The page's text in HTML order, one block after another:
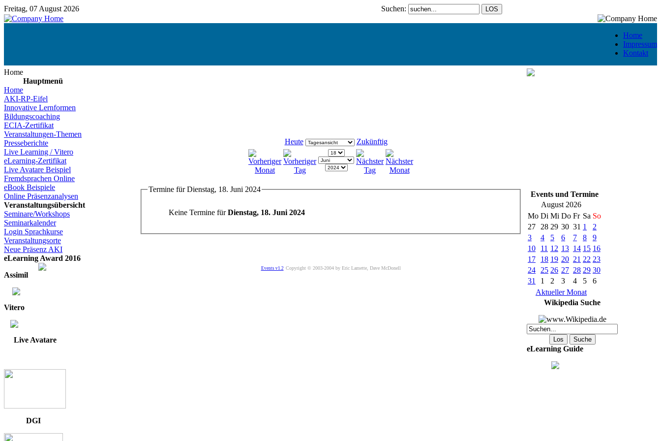
Freitag, 07 August 2026 Suchen:
Home
Impressum
Kontakt
Home
Hauptmenü
Home
AKI-RP-Eifel
Innovative Lernformen
Bildungscoaching
ECIA-Zertifikat
Veranstaltungen-Themen
Presseberichte
Live Learning / Vitero
eLearning-Zertifikat
Live Avatare Beispiel
Fremdsprachen Online
eBook Beispiele
Online Präsenzanalysen
Veranstaltungsübersicht
Seminare/Workshops
Seminarkalender
Login Sprachkurse
Veranstaltungsorte
Neue Präsenz AKI
eLearning Award 2016
Assimil
Vitero
Live Avatare
DGI
Heute Zukünftig
Termine für Dienstag, 18. Juni 2024
Keine Termine fürDienstag, 18. Juni 2024
Events v1.2 Copyright © 2003-2004 by Eric Lamette, Dave McDonell
Events und Termine
August 2026
Mo Di Mi Do Fr Sa So
27
28 29 30 31 1
2
3
4 5 6 7 8
9
10
11 12 13 14 15 16
17
18 19 20 21 22 23
24
25 26 27 28 29 30
31
1 2 3 4 5
6
Aktueller Monat
Wikipedia Suche
eLearning Guide